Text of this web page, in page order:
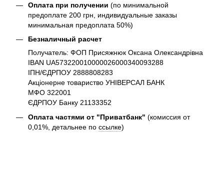
Оплата при получении (по минимальной
предоплате 200 грн, индивидуальные заказы
минимальная предоплата 50%)
Безналичный расчет
Получатель: ФОП Присяжнюк Оксана Олександрівна
IBAN UA573220010000026000340093288
ІПН/ЄДРПОУ 2888808283
Акціонерне товариство УНІВЕРСАЛ БАНК
МФО 322001
ЄДРПОУ Банку 21133352
Оплата частями от "Приватбанк" (комиссия от
0,01%, детальнее по ссылке)